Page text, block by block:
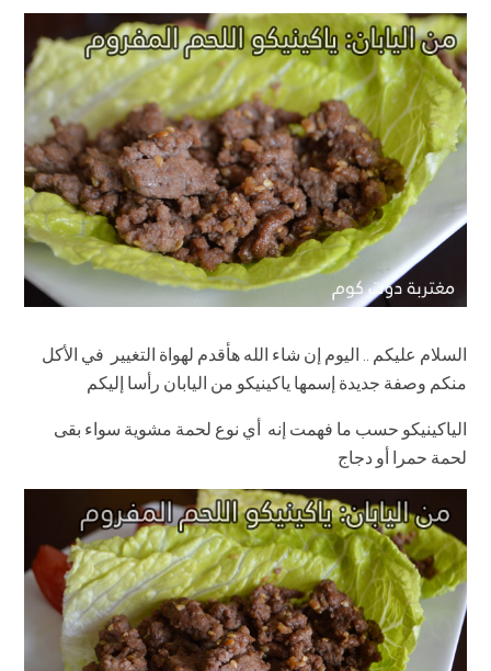
السلام عليكم .. اليوم إن شاء الله هأقدم لهواة التغيير في الأكل
منكم وصفة جديدة إسمها ياكينيكو من اليابان رأسا إليكم
الياكينيكو حسب ما فهمت إنه أي نوع لحمة مشوية سواء بقى
لحمة حمرا أو دجاج